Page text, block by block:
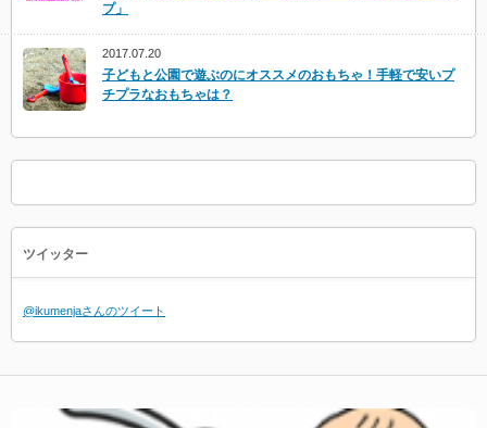
プ」
2017.07.20
子どもと公園で遊ぶのにオススメのおもちゃ！手軽で安いプ
チプラなおもちゃは？
ツイッター
@ikumenjaさんのツイート